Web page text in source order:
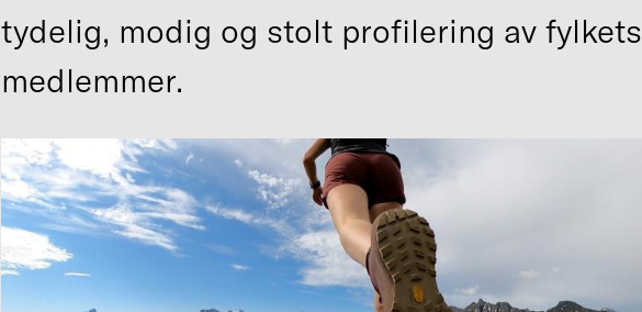
tydelig, modig og stolt profilering av fylkets
medlemmer.